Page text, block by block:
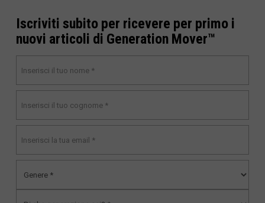
Iscriviti subito per ricevere per primo i
nuovi articoli di Generation Mover™